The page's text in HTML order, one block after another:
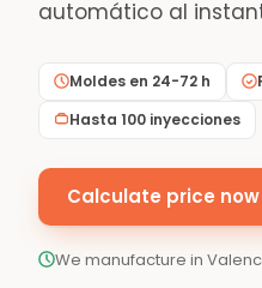
automático al
Moldes en 24-72 h
Hasta 100 inyecciones
Calculate price now
We manufacture in